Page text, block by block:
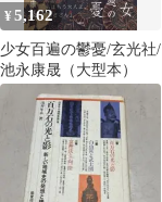
¥5,162
少女百遍の鬱憂/玄光社/
池永康晟（大型本）